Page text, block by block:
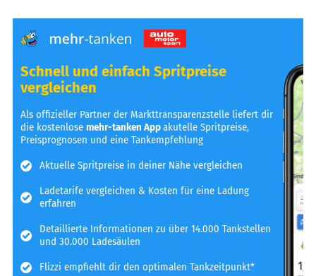
Schnell und einfach Spritpreise
vergleichen
Als offizieller Partner der Markttransparenzstelle liefert dir
die kostenlosemehr-tanken Appakutelle Spritpreise,
Preisprognosen und eine Tankempfehlung
Aktuelle Spritpreise in deiner Nähe vergleichen
Ladetarife vergleichen & Kosten für eine Ladung
erfahren
Detaillierte Informationen zu über 14.000 Tankstellen
und 30.000 Ladesäulen
Flizzi empfiehlt dir den optimalen Tankzeitpunkt*